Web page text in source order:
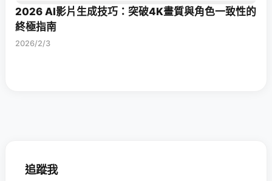
2026 AI影片生成技巧：突破4K畫質與角色一致性的
終極指南
2026/2/3
追蹤我